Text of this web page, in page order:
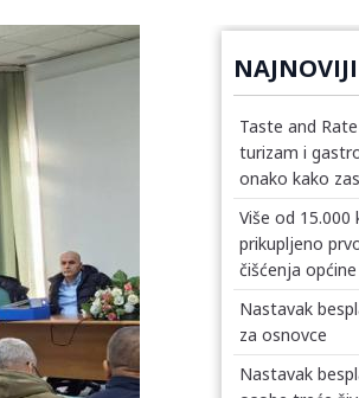
Taste and
turizam i
onako kako
Više od 15.000
prikupljeno
čišćenja
Nastavak
za osnovce
Nastavak